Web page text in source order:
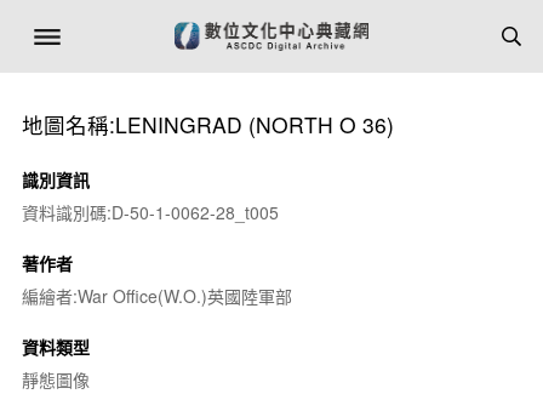
地圖名稱:LENINGRAD (NORTH O 36)
識別資訊
資料識別碼:D-50-1-0062-28_t005
著作者
編繪者:War Office(W.O.)英國陸軍部
資料類型
靜態圖像